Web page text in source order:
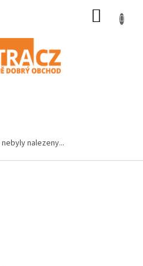
nebyly nalezeny...